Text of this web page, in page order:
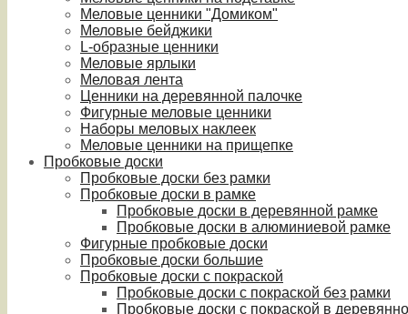
Меловые ценники "Домиком"
Меловые бейджики
L-образные ценники
Меловые ярлыки
Меловая лента
Ценники на деревянной палочке
Фигурные меловые ценники
Наборы меловых наклеек
Меловые ценники на прищепке
Пробковые доски
Пробковые доски без рамки
Пробковые доски в рамке
Пробковые доски в деревянной рамке
Пробковые доски в алюминиевой рамке
Фигурные пробковые доски
Пробковые доски большие
Пробковые доски с покраской
Пробковые доски с покраской без рамки
Пробковые доски с покраской в